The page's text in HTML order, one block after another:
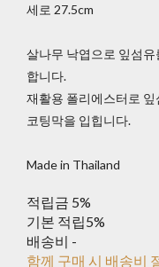
세로 27.5cm
살나무 낙엽으로 잎섬유
합니다.
재활용 폴리에스터로 잎
코팅막을 입힙니다.
Made in Thailand
적립금 5%
기본 적립5%
배송비 -
함께 구매 시 배송비